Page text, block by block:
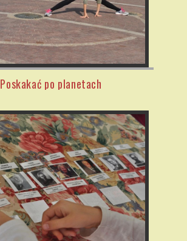
Poskakać po planetach